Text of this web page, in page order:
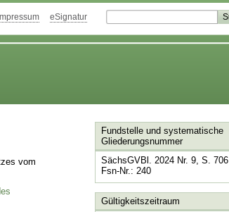
Impressum eSignatur
vom
Fundstelle und systematische
Gliederungsnummer
SächsGVBl. 2024 Nr. 9, S. 706
Fsn-Nr.: 240
Gültigkeitszeitraum